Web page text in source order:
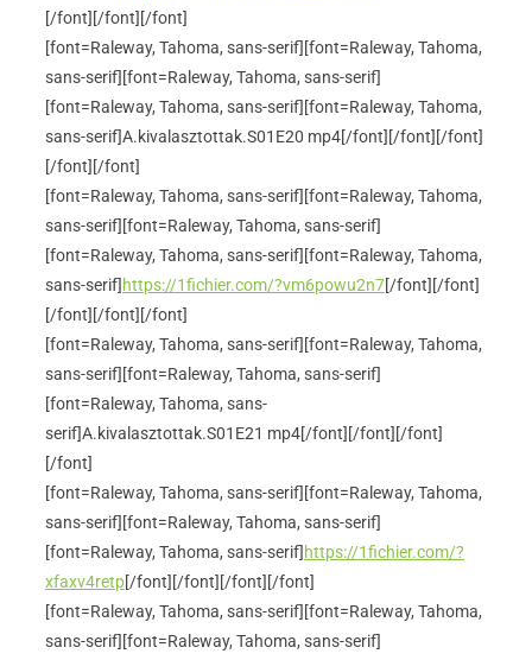
[/font] [/font] [/font]
[font=Raleway, Tahoma, sans-serif] [font=Raleway, Tahoma,
sans-serif] [font=Raleway, Tahoma, sans-serif]
[font=Raleway, Tahoma, sans-serif] [font=Raleway, Tahoma,
sans-serif]A.kivalasztottak.S01E20 mp4[/font] [/font] [/font]
[/font] [/font]
[font=Raleway, Tahoma, sans-serif] [font=Raleway, Tahoma,
sans-serif] [font=Raleway, Tahoma, sans-serif]
[font=Raleway, Tahoma, sans-serif] [font=Raleway, Tahoma,
sans-serif] https://1fichier.com/?vm6powu2n7[/font] [/font]
[/font] [/font] [/font]
[font=Raleway, Tahoma, sans-serif] [font=Raleway, Tahoma,
sans-serif] [font=Raleway, Tahoma, sans-serif]
[font=Raleway, Tahoma, sans-
serif]A.kivalasztottak.S01E21 mp4[/font] [/font] [/font]
[/font]
[font=Raleway, Tahoma, sans-serif] [font=Raleway, Tahoma,
sans-serif] [font=Raleway, Tahoma, sans-serif]
[font=Raleway, Tahoma, sans-serif] https://1fichier.com/?
xfaxv4retp[/font] [/font] [/font] [/font]
[font=Raleway, Tahoma, sans-serif] [font=Raleway, Tahoma,
sans-serif] [font=Raleway, Tahoma, sans-serif]